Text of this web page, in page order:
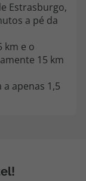
de estar
facilidade
o nosso call
e Sábado
Estrasburgo,
a pé da
km e o
15 km
apenas 1,5